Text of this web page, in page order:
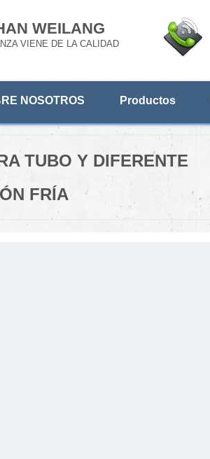
WEILANG
VIENE DE LA CALIDAD
NOSOTROS Productos
TUBO Y DIFERENTE
FRÍA